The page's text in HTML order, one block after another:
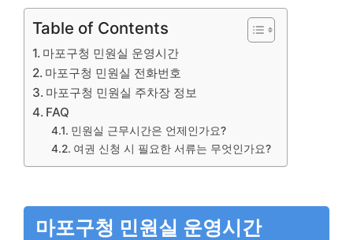
Table of Contents
마포구청 민원실 운영시간
마포구청 민원실 전화번호
마포구청 민원실 주차장 정보
FAQ
민원실 근무시간은 언제인가요?
여권 신청 시 필요한 서류는 무엇인가요?
마포구청 민원실 운영시간